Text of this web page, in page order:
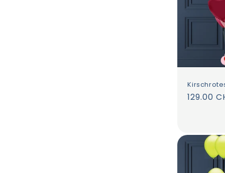
129.00